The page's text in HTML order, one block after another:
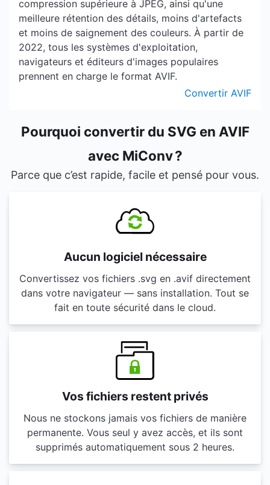
compression supérieure à JPEG, ainsi qu'une
meilleure rétention des détails, moins d'artefacts
et moins de saignement des couleurs. À partir de
2022, tous les systèmes d'exploitation,
navigateurs et éditeurs d'images populaires
prennent en charge le format AVIF.
Convertir AVIF
Pourquoi convertir du SVG en AVIF
avec MiConv ?
Parce que c’est rapide, facile et pensé pour vous.
Aucun logiciel nécessaire
Convertissez vos fichiers .svg en .avif directement
dans votre navigateur — sans installation. Tout se
fait en toute sécurité dans le cloud.
Vos fichiers restent privés
Nous ne stockons jamais vos fichiers de manière
permanente. Vous seul y avez accès, et ils sont
supprimés automatiquement sous 2 heures.